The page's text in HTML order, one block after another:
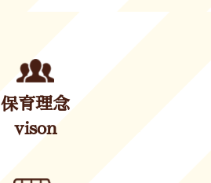
保育理念
vison